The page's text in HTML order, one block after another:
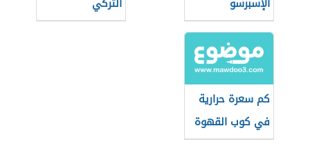
والإسبريسو
كم سعرة حرارية
في كوب القهوة